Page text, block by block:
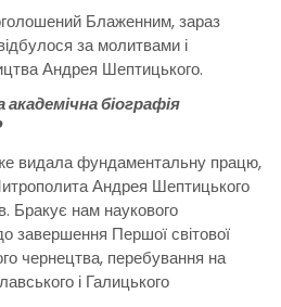
Блаженним, зараз
за молитвами і
Андрея Шептицького.
академічна біографія
видала фундаментальну працю,
Андрея Шептицького
Бракує нам наукового
завершення Першої світової
чернецтва, перебування на
і Галицького